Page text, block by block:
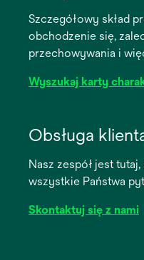
newSzczegółowy skład
obchodzenie się,
przechowywania i
Wyszukaj karty
new
Obsługa
Nasz zespół jest
wszystkie Państwa
Skontaktuj się z nami